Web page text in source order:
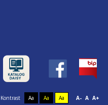
Kontrast Aa Aa Aa A- A A+